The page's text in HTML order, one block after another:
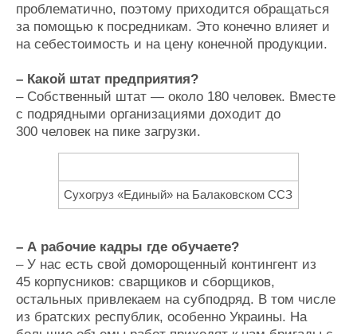
проблематично, поэтому приходится обращаться
за помощью к посредникам. Это конечно влияет и
на себестоимость и на цену конечной продукции.
– Какой штат предприятия?
– Собственный штат — около 180 человек. Вместе
с подрядными организациями доходит до
300 человек на пике загрузки.
Сухогруз «Единый» на Балаковском ССЗ
– А рабочие кадры где обучаете?
– У нас есть свой доморощенный контингент из
45 корпусников: сварщиков и сборщиков,
остальных привлекаем на субподряд. В том числе
из братских республик, особенно Украины. На